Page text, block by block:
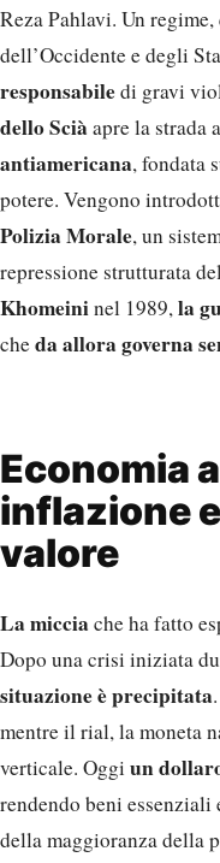
Reza Pahlavi. Un
dell’Occidente e degli
responsabiledi gravi
dello Scià apre la strada
antiamericana, fondata
potere. Vengono
Polizia Morale, un
repressione strutturata
Khomeininel 1989,la
cheda allora governa
Economia
inflazione
valore
La miccia che ha fatto
Dopo una crisi iniziata
situazione è precipitata
mentre il rial, la moneta
verticale. Oggi un
rendendo beni
della maggioranza della